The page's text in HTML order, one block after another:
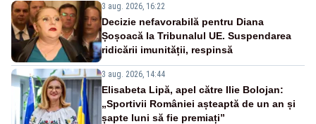
3 aug. 2026, 16:22
Decizie nefavorabilă pentru Diana
Șoșoacă la Tribunalul UE. Suspendarea
ridicării imunității, respinsă
3 aug. 2026, 14:44
Elisabeta Lipă, apel către Ilie Bolojan:
„Sportivii României așteaptă de un an și
șapte luni să fie premiați”